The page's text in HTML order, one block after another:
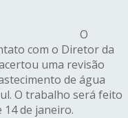
O
com o Diretor da
uma revisão
de água
O trabalho será feito
14 de janeiro.